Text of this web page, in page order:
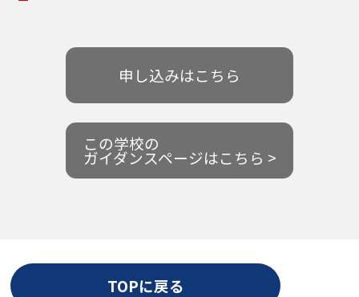
申し込みはこちら
この学校の
ガイダンスページはこちら >
TOPに戻る